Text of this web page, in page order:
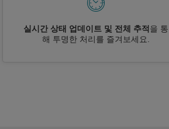
실시간 상태 업데이트 및 전체 추적 을 통
해 투명한 처리를 즐겨보세요.